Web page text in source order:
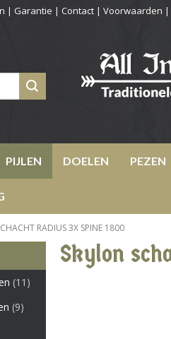
| Garantie | Contact | Voorwaarden |
PIJLEN DOELEN PEZEN
RADIUS 3X SPINE 1800
(11)
(9)
Skylon